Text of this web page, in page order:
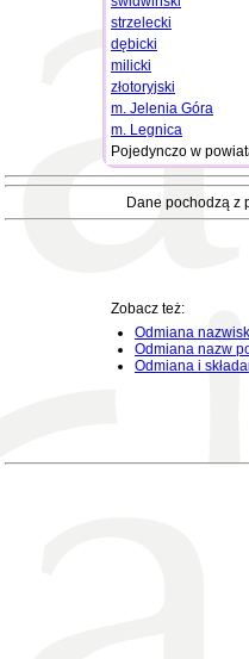
strzelecki
dębicki
milicki
złotoryjski
m. Jelenia Góra
m. Legnica
Pojedynczo w
Dane pochodzą z
Zobacz też:
Odmiana
Odmiana nazw
Odmiana i